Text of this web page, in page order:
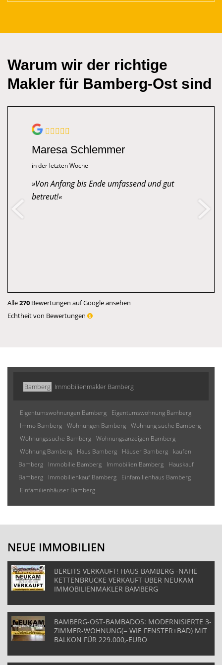
Warum wir der richtige
Makler für Bamberg-Ost sind
Maresa Schlemmer
in der letzten Woche
Von Anfang bis Ende umfassend und gut
betreut!
Alle270 Bewertungen auf Google ansehen
Echtheit von Bewertungen
Bamberg Immobilienmakler Bamberg
Eigentumswohnungen Bamberg
Eigentumswohnung Bamberg
Immo Bamberg Wohnungen Bamberg Wohnung suche Bamberg
Wohnungssuche Bamberg Wohnungsanzeigen Bamberg
Wohnung Bamberg
Haus Bamberg Häuser Bamberg
kaufen
Bamberg
Immobilie Bamberg Immobilien Bamberg
Hauskauf
Bamberg
Immobilienkauf Bamberg
Einfamilienhaus Bamberg
Einfamilienhäuser Bamberg
NEUE IMMOBILIEN
BEREITS VERKAUFT! HAUS BAMBERG -NÄHE
KETTENBRÜCKE VERKAUFT ÜBER NEUKAM
IMMOBILIENMAKLER BAMBERG
BAMBERG-OST-BAMBADOS: MODERNISIERTE 3-
ZIMMER-WOHNUNG(= WIE FENSTER+BAD) MIT
BALKON FÜR 229.000,-EURO